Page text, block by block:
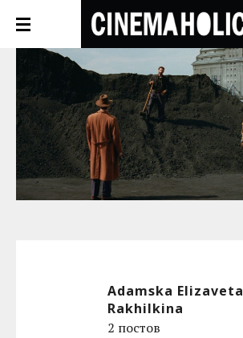
Adamska Elizaveta
Rakhilkina
2 постов